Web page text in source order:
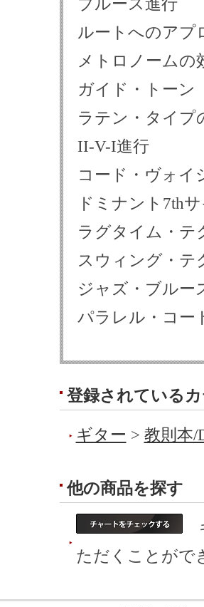
ブルース進行
ルートへのアプ
メトロノームの
ガイド・トーン
ラテン・タイプ
II-V-I進行
コード・ヴォイ
ドミナント7th
ラグタイム・テ
スウィング・テ
ジャズ・ブルー
パラレル・コー
登録されている
ギター > 教則本/
他の商品を探す
ただくことがで